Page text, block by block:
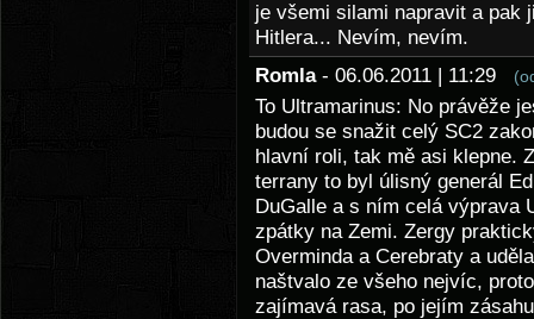
je všemi silami napravit a pak
Hitlera... Nevím, nevím.
Romla - 06.06.2011 | 11:29
To Ultramarinus: No právěže
budou se snažit celý SC2
hlavní roli, tak mě asi klepne.
terrany to byl úlisný generál
DuGalle a s ním celá výprava
zpátky na Zemi. Zergy
Overminda a Cerebraty a
naštvalo ze všeho nejvíc,
zajímavá rasa, po jejím